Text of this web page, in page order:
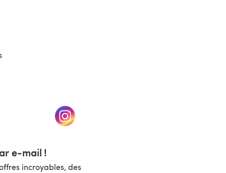
nouvel onglet) (s'ouvre dans un nouvel onglet)
e-mail !
incroyables, des